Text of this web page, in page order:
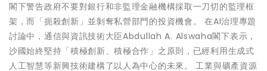
閣下警告政府不要對銀行和非監理金融機構採取一刀切的監理框
架，而「扼殺創新」並剝奪私營部門的投資機會。 在AI治理專題
討論中，通信與資訊技術大臣Abdullah A. Alswaha閣下表示，
沙國始終堅持「積極創新、積極合作」之原則，已經利用生成式
人工智慧等新興技術建構了以人為中心的未來。 工業與礦產資源